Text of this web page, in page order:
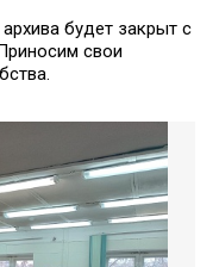
будет закрыт с
свои